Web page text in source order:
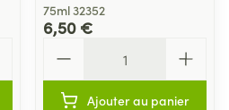
75ml 32352
6,50 €
Ajouter au panier